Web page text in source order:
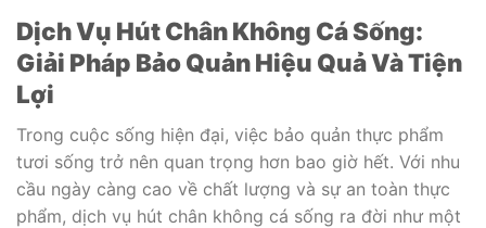
Dịch Vụ Hút Chân Không Cá Sống:
Giải Pháp Bảo Quản Hiệu Quả Và Tiện
Lợi
Trong cuộc sống hiện đại, việc bảo quản thực phẩm
tươi sống trở nên quan trọng hơn bao giờ hết. Với nhu
cầu ngày càng cao về chất lượng và sự an toàn thực
phẩm, dịch vụ hút chân không cá sống ra đời như một